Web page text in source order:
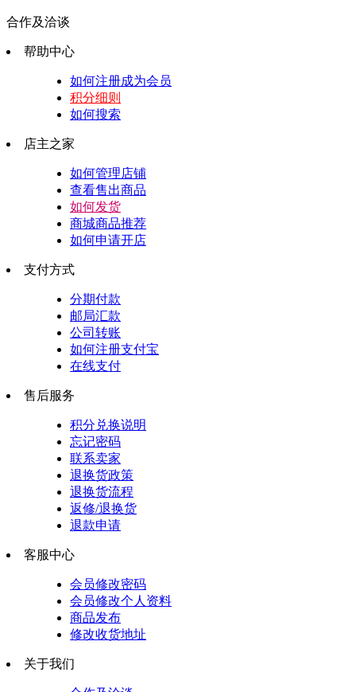
合作及洽谈
帮助中心
如何注册成为会员
积分细则
如何搜索
店主之家
如何管理店铺
查看售出商品
如何发货
商城商品推荐
如何申请开店
支付方式
分期付款
邮局汇款
公司转账
如何注册支付宝
在线支付
售后服务
积分兑换说明
忘记密码
联系卖家
退换货政策
退换货流程
返修/退换货
退款申请
客服中心
会员修改密码
会员修改个人资料
商品发布
修改收货地址
关于我们